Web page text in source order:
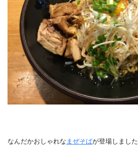
なんだかおしゃれな まぜそばが登場しました